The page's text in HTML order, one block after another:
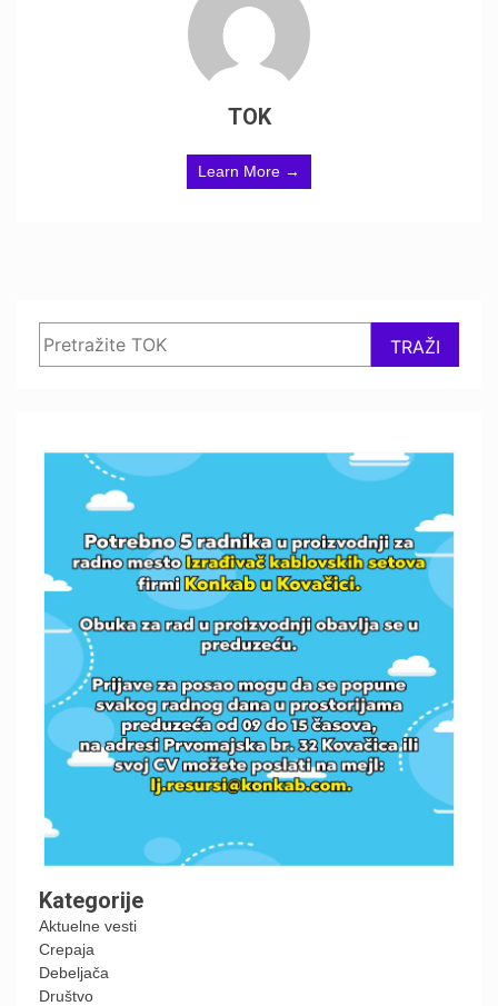
TOK
Learn More →
TRAŽI
Kategorije
Aktuelne vesti
Crepaja
Debeljača
Društvo